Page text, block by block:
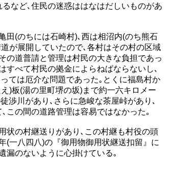
など､住民の迷惑ははなはだしいものがあ
(のちには石崎村)､西は相沼内(のち熊石
が展開していたので､各村はその村の区域
の道普請と管理は村民の大きな負担であっ
すべて村民の拠金によらねばならないし､
ては厄介な問題であった｡とくに福島村か
)板(湯の里町堺の坂)まで約一六キロメー
渉川があり､さらに急峻な茶屋峠があり､
この間の道路管理は容易ではなかった｡
の村継送りがあり､この村継も村役の頭
(一八四八)の『御用物御用状継送扣留』に
漏のないように心掛けている｡